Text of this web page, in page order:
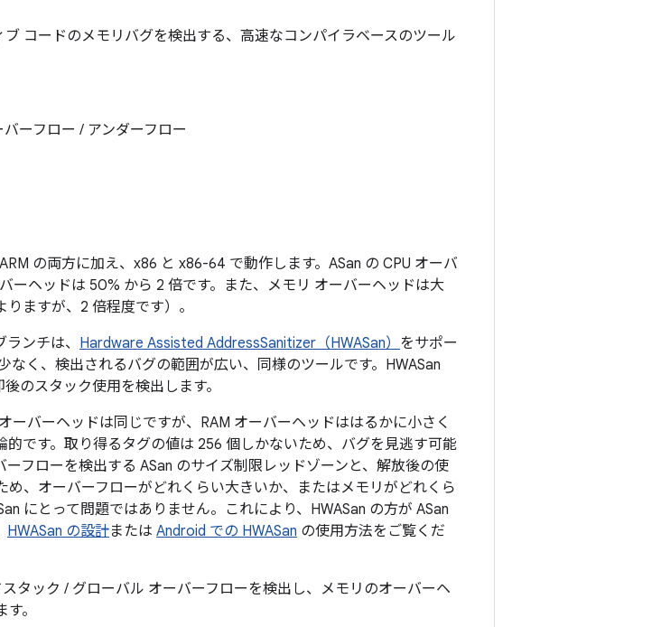
コードのメモリバグを検出する、高速なコンパイラベースのツール
ーフロー / アンダーフロー
の両方に加え、x86 と x86-64 で動作します。ASan の CPU オーバ
ーヘッドは 50% から 2 倍です。また、メモリ オーバーヘッドは大
ますが、2 倍程度です）。
ンチは、 Hardware Assisted AddressSanitizer（HWASan） をサポー
なく、検出されるバグの範囲が広い、同様のツールです。HWASan
のスタック使用を検出します。
ーバーヘッドは同じですが、RAM オーバーヘッドははるかに小さく
的です。取り得るタグの値は 256 個しかないため、バグを見逃す可能
フローを検出する ASan のサイズ制限レッドゾーンと、解放後の使
、オーバーフローがどれくらい大きいか、またはメモリがどれくら
にとって問題ではありません。これにより、HWASan の方が ASan
HWASan の設計または Android での HWASan の使用方法をご覧くだ
タック / グローバル オーバーフローを検出し、メモリのオーバーヘ
。